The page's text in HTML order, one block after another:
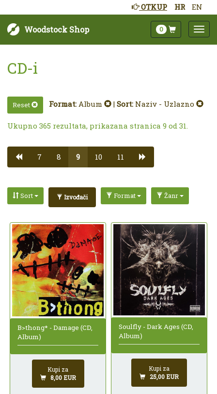
HR EN
OTKUP
Woodstock Shop 0
CD-i
Reset Format: Album | Sort: Naziv - Uzlazno
Ukupno 365 rezultata, prikazana stranica 9 od 31.
7 8 9 10 11
Sort Izvođači Format Žanr
B>thong* - Damage (CD,
Album)
Kupi za
8,00 EUR
Soulfly - Dark Ages (CD,
Album)
Kupi za
25,00 EUR